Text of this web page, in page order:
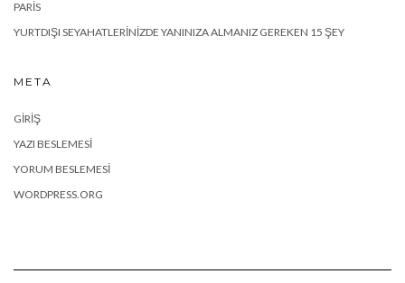
PARIS
YURTDIŞI SEYAHATLERINIZDE YANINIZA ALMANIZ GEREKEN 15 ŞEY
META
GIRIŞ
YAZI BESLEMESI
YORUM BESLEMESI
WORDPRESS.ORG